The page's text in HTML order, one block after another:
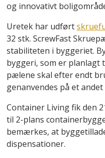
og innovativt
Uretek har udført
32 stk. ScrewFast
stabiliteten i byggeriet.
byggeri, som er planlagt
pælene skal efter endt
genanvendes på et
Container Living fik den
til 2-plans
bemærkes, at
dispensationer.